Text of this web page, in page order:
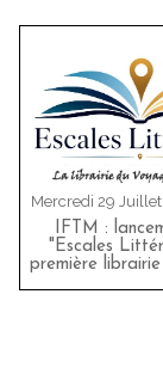
Mercredi 29 Juillet
IFTM :
"Escales
première